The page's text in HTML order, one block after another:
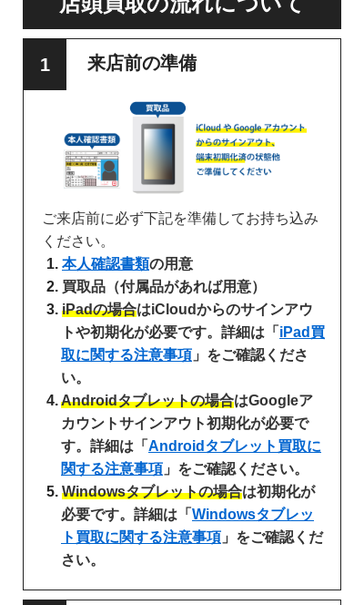
来店前の準備
ご来店前に必ず下記を準備してお持ち込み
ください。
本人確認書類の用意
買取品（付属品があれば用意）
iPadの場合はiCloudからのサインアウ
トや初期化が必要です。詳細は「 iPad買
取に関する注意事項 」をご確認くださ
い。
Androidタブレットの場合はGoogleア
カウントサインアウト初期化が必要で
す。詳細は「 Androidタブレット買取に
関する注意事項 」をご確認ください。
Windowsタブレットの場合は初期化が
必要です。詳細は「 Windowsタブレッ
ト買取に関する注意事項 」をご確認くだ
さい。